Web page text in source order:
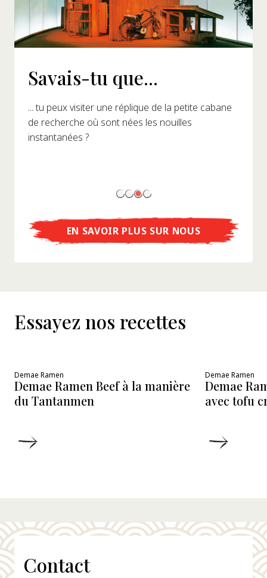
Savais-tu que...
... tu peux visiter une réplique de la petite cabane
de recherche où sont nées les nouilles
instantanées ?
EN SAVOIR PLUS SUR NOUS
Essayez nos recettes
Demae Ramen
Demae Ramen Beef à la manière
du Tantanmen
Demae Ramen
Demae
avec tofu
Contact